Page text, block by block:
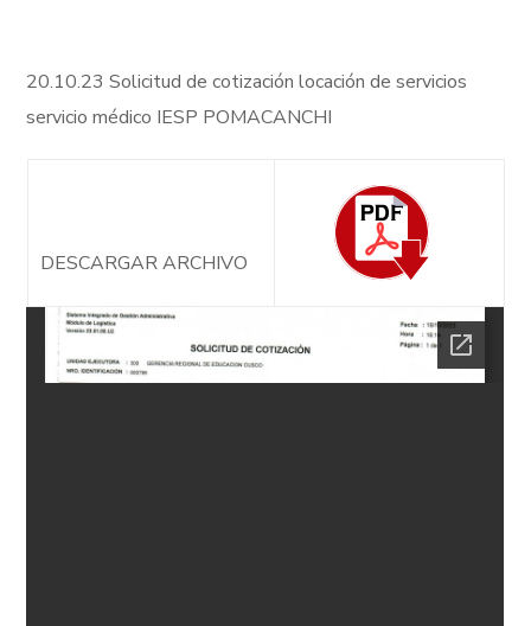
20.10.23 Solicitud de cotización locación de servicios
servicio médico IESP POMACANCHI
DESCARGAR ARCHIVO